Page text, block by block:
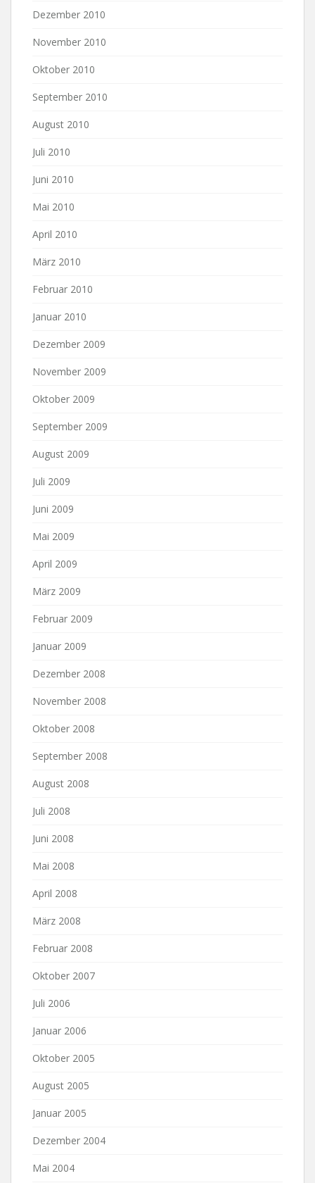
Dezember 2010
November 2010
Oktober 2010
September 2010
August 2010
Juli 2010
Juni 2010
Mai 2010
April 2010
März 2010
Februar 2010
Januar 2010
Dezember 2009
November 2009
Oktober 2009
September 2009
August 2009
Juli 2009
Juni 2009
Mai 2009
April 2009
März 2009
Februar 2009
Januar 2009
Dezember 2008
November 2008
Oktober 2008
September 2008
August 2008
Juli 2008
Juni 2008
Mai 2008
April 2008
März 2008
Februar 2008
Oktober 2007
Juli 2006
Januar 2006
Oktober 2005
August 2005
Januar 2005
Dezember 2004
Mai 2004